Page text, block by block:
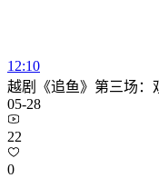
12:10
越剧《追鱼》第三场：
05-28
22
0